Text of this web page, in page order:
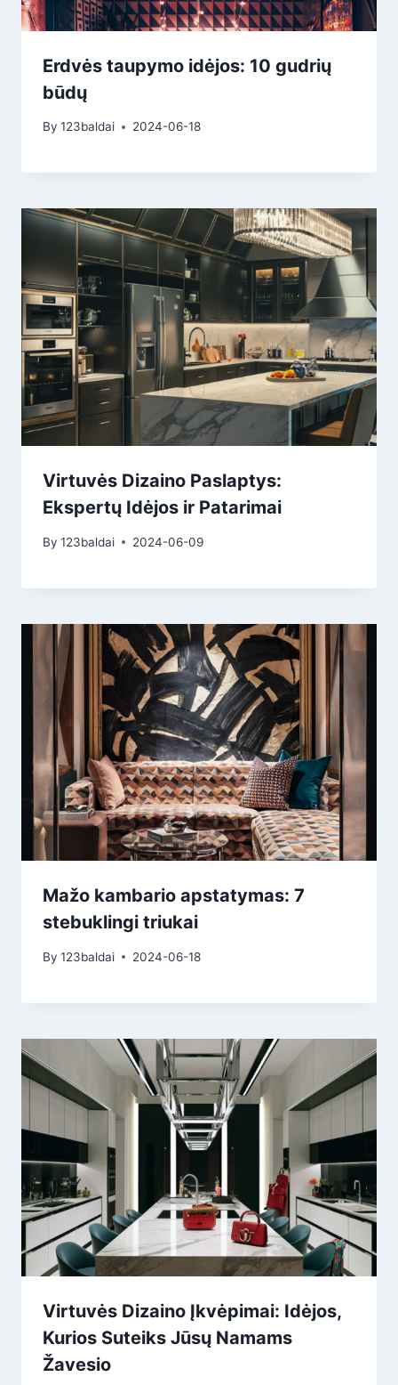
Erdvės taupymo idėjos: 10 gudrių
būdų
By 123baldai 2024-06-18
Virtuvės Dizaino Paslaptys:
Ekspertų Idėjos ir Patarimai
By 123baldai 2024-06-09
Mažo kambario apstatymas: 7
stebuklingi triukai
By 123baldai 2024-06-18
Virtuvės Dizaino Įkvėpimai: Idėjos,
Kurios Suteiks Jūsų Namams
Žavesio